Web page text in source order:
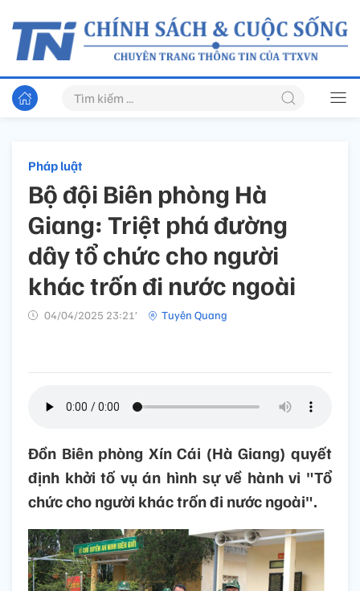
Pháp luật
Bộ đội Biên phòng Hà
Giang: Triệt phá đường
dây tổ chức cho người
khác trốn đi nước ngoài
04/04/2025 23:21’ Tuyên Quang
Đồn Biên phòng Xín Cái (Hà Giang) quyết
định khởi tố vụ án hình sự về hành vi "Tổ
chức cho người khác trốn đi nước ngoài".